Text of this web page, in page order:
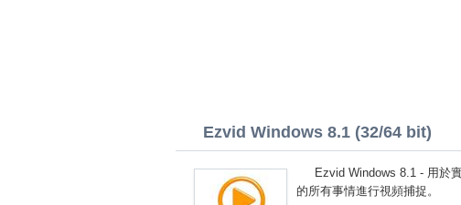
Ezvid Windows 8.1 (32/64 bit)
Ezvid Windows 8.1 - 用於
的所有事情進行視頻捕捉。